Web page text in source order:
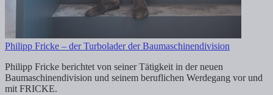
Philipp Fricke – der Turbolader der Baumaschinendivision
Philipp Fricke berichtet von seiner Tätigkeit in der neuen
Baumaschinendivision und seinem beruflichen Werdegang vor und
mit FRICKE.